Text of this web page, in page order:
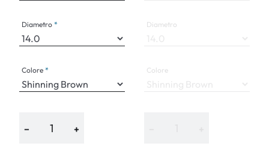
Diametro
Colore
− +
Diametro
Colore